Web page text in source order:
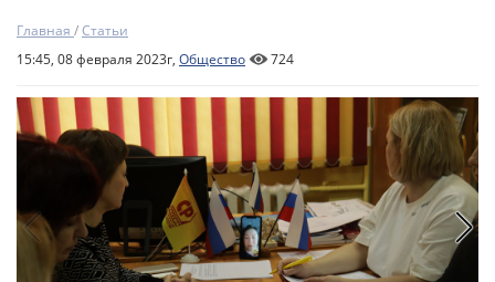
Главная /Статьи
15:45, 08 февраля 2023г, Общество 724